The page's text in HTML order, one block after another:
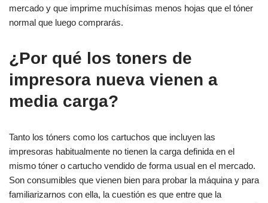
mercado y que imprime muchísimas menos hojas que el tóner
normal que luego comprarás.
¿Por qué los toners de
impresora nueva vienen a
media carga?
Tanto los tóners como los cartuchos que incluyen las
impresoras habitualmente no tienen la carga definida en el
mismo tóner o cartucho vendido de forma usual en el mercado.
Son consumibles que vienen bien para probar la máquina y para
familiarizarnos con ella, la cuestión es que entre que la